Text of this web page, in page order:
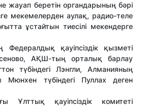
жауап беретін органдарының бәрі
мекемелерден аулақ, радио-теле
ұстайтын тиесілі мекендерге
Федералдық қауіпсіздік қызметі
АҚШ-тың орталық барлау
түбіндегі Лэнгли, Алманияның
Мюнхен түбіндегі Пуллах деген
Ұлттық қауіпсіздік комитеті